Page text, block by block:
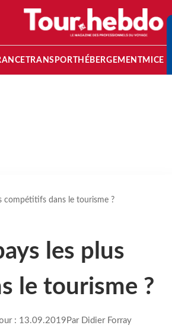
TRANSPORT HÉBERGEMENTMICE
compétitifs dans le tourisme ?
les plus
le tourisme ?
: 13.09.2019 Par Didier Forray